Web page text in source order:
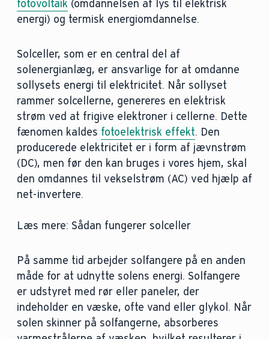
fotovoltaik (omdannelsen af lys til elektrisk
energi) og termisk energiomdannelse.
Solceller, som er en central del af
solenergianlæg, er ansvarlige for at omdanne
sollysets energi til elektricitet. Når sollyset
rammer solcellerne, genereres en elektrisk
strøm ved at frigive elektroner i cellerne. Dette
fænomen kaldes fotoelektrisk effekt. Den
producerede elektricitet er i form af jævnstrøm
(DC), men før den kan bruges i vores hjem, skal
den omdannes til vekselstrøm (AC) ved hjælp af
net-invertere.
Læs mere: Sådan fungerer solceller
På samme tid arbejder solfangere på en anden
måde for at udnytte solens energi. Solfangere
er udstyret med rør eller paneler, der
indeholder en væske, ofte vand eller glykol. Når
solen skinner på solfangerne, absorberes